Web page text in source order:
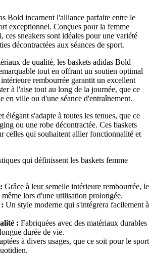
Bold incarnent l'alliance parfaite entre le
exceptionnel. Conçues pour la femme
sneakers sont idéales pour une variété
décontractées aux séances de sport.
de qualité, les baskets adidas Bold
tout en offrant un soutien optimal
rembourrée garantit un excellent
à l'aise tout au long de la journée, que ce
en ville ou d'une séance d'entraînement.
élégant s'adapte à toutes les tenues, que ce
ou une robe décontractée. Ces baskets
celles qui souhaitent allier fonctionnalité et
qui définissent les baskets femme
Grâce à leur semelle intérieure rembourrée, le
même lors d'une utilisation prolongée.
Un style moderne qui s'intégrera facilement à
: Fabriquées avec des matériaux durables
durée de vie.
à divers usages, que ce soit pour le sport